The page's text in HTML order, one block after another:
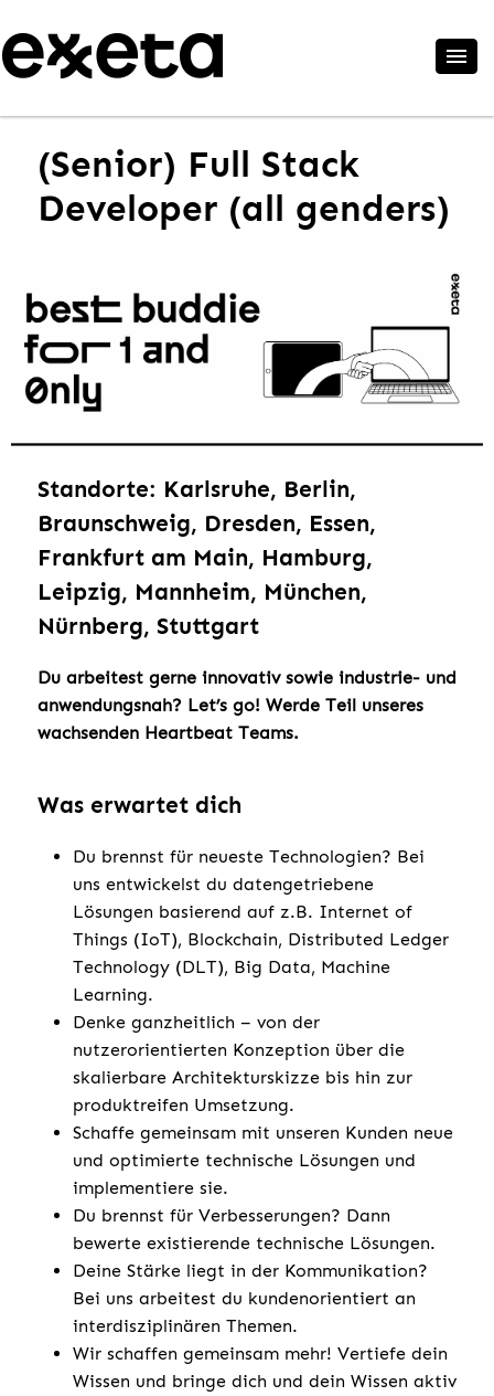
(Senior) Full Stack
Developer (all genders)
Standorte: Karlsruhe, Berlin,
Braunschweig, Dresden, Essen,
Frankfurt am Main, Hamburg,
Leipzig, Mannheim, München,
Nürnberg, Stuttgart
Du arbeitest gerne innovativ sowie industrie- und
anwendungsnah? Let’s go! Werde Teil unseres
wachsenden Heartbeat Teams.
Was erwartet dich
Du brennst für neueste Technologien? Bei
uns entwickelst du datengetriebene
Lösungen basierend auf z.B. Internet of
Things (IoT), Blockchain, Distributed Ledger
Technology (DLT), Big Data, Machine
Learning.
Denke ganzheitlich – von der
nutzerorientierten Konzeption über die
skalierbare Architekturskizze bis hin zur
produktreifen Umsetzung.
Schaffe gemeinsam mit unseren Kunden neue
und optimierte technische Lösungen und
implementiere sie.
Du brennst für Verbesserungen? Dann
bewerte existierende technische Lösungen.
Deine Stärke liegt in der Kommunikation?
Bei uns arbeitest du kundenorientiert an
interdisziplinären Themen.
Wir schaffen gemeinsam mehr! Vertiefe dein
Wissen und bringe dich und dein Wissen aktiv